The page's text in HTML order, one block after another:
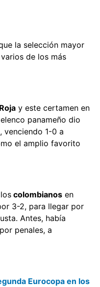
la selección mayor
de los más
y este certamen en
panameño dio
venciendo 1-0 a
el amplio favorito
colombianos en
3-2, para llegar por
Antes, había
penales, a
Eurocopa en los